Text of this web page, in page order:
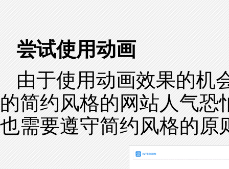
尝试使用动画
由于使用动画效果的机
的简约风格的网站人气
也需要遵守简约风格的原